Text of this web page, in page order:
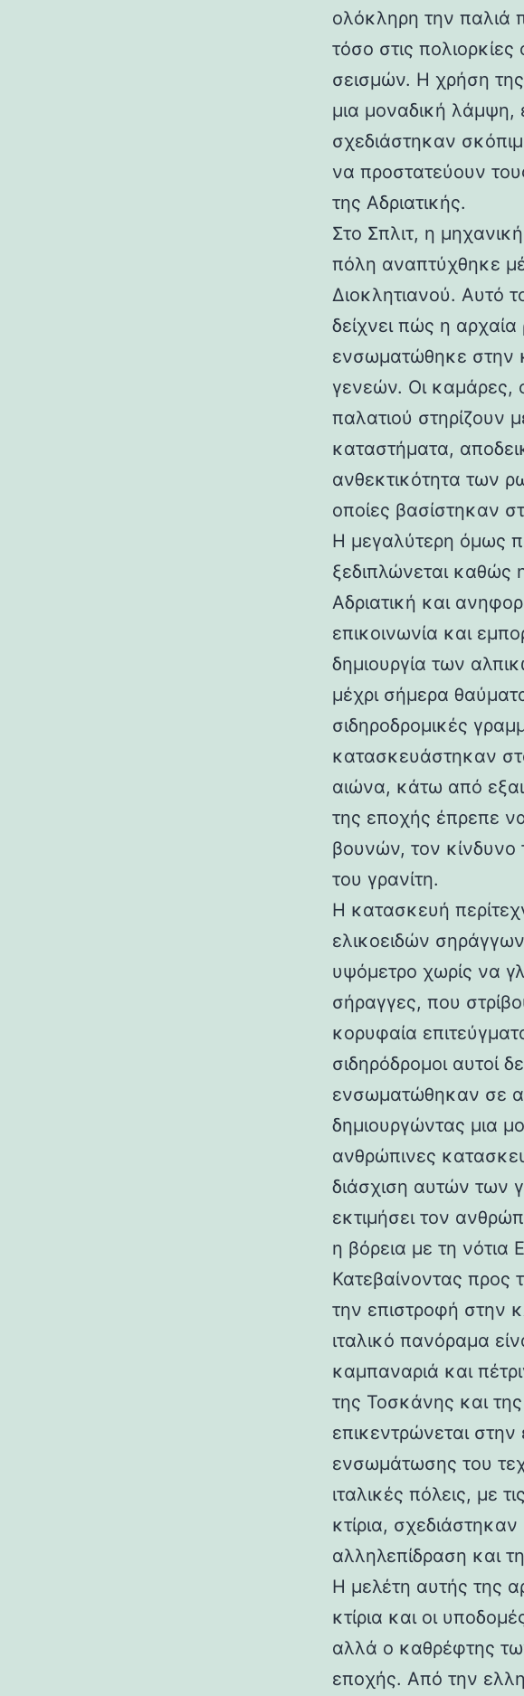
ολόκληρη την παλιά
τόσο στις
σεισμών. Η χρήση της
μια μοναδική λάμψη,
σχεδιάστηκαν
να προστατεύουν
της Αδριατικής.
Στο Σπλιτ, η
πόλη αναπτύχθηκε
Διοκλητιανού. Αυτό
δείχνει πώς η
ενσωματώθηκε στην
γενεών. Οι καμάρες,
παλατιού στηρίζουν
καταστήματα,
ανθεκτικότητα των
οποίες βασίστηκαν
Η μεγαλύτερη όμως
ξεδιπλώνεται καθώς
Αδριατική και
επικοινωνία και
δημιουργία των
μέχρι σήμερα
σιδηροδρομικές
κατασκευάστηκαν
αιώνα, κάτω από
της εποχής έπρεπε να
βουνών, τον κίνδυνο
του γρανίτη.
Η κατασκευή
ελικοειδών
υψόμετρο χωρίς να
σήραγγες, που
κορυφαία
σιδηρόδρομοι αυτοί
ενσωματώθηκαν σε
δημιουργώντας μια
ανθρώπινες
διάσχιση αυτών των
εκτιμήσει τον
η βόρεια με τη νότια
Κατεβαίνοντας προς
την επιστροφή στην
ιταλικό πανόραμα
καμπαναριά και
της Τοσκάνης και
επικεντρώνεται στην
ενσωμάτωσης του
ιταλικές πόλεις, με
κτίρια,
αλληλεπίδραση και
Η μελέτη αυτής της
κτίρια και οι
αλλά ο καθρέφτης
εποχής. Από την